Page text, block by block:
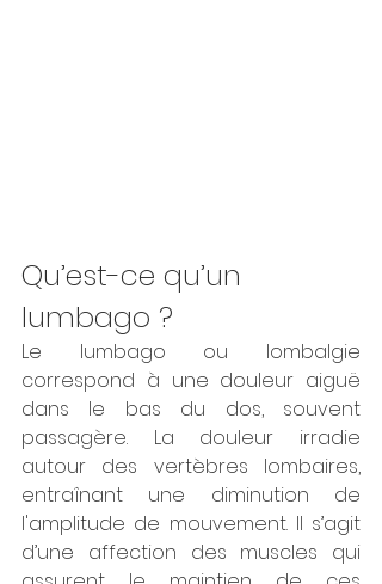
Qu’est-ce qu’un
lumbago ?
Le lumbago ou lombalgie
correspond à une douleur aiguë
dans le bas du dos, souvent
passagère. La douleur irradie
autour des vertèbres lombaires,
entraînant une diminution de
l'amplitude de mouvement. Il s’agit
d’une affection des muscles qui